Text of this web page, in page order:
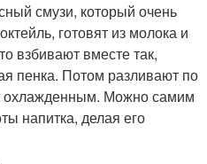
смузи, который очень
готовят из молока и
взбивают вместе так,
пенка. Потом разливают по
охлажденным. Можно самим
напитка, делая его